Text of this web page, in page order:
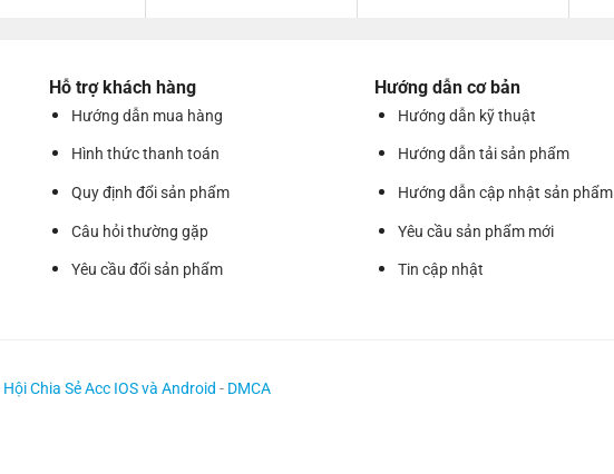
Hỗ trợ khách hàng
Hướng dẫn mua hàng
Hình thức thanh toán
Quy định đổi sản phẩm
Câu hỏi thường gặp
Yêu cầu đổi sản phẩm
Hướng dẫn cơ bản
Hướng dẫn kỹ thuật
Hướng dẫn tải sản phẩm
Hướng dẫn cập nhật sản phẩm
Yêu cầu sản phẩm mới
Tin cập nhật
Hội Chia Sẻ Acc IOS và Android - DMCA